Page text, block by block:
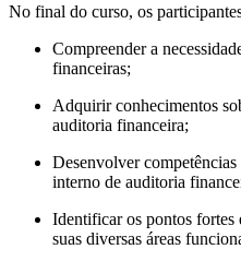
No final do curso, os
Compreender a
financeiras;
Adquirir conhecimentos
auditoria financeira;
Desenvolver
interno de auditoria
Identificar os pontos fortes
suas diversas áreas